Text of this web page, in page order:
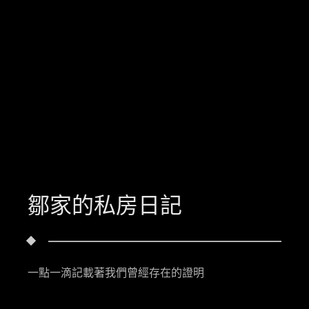
鄒家的私房日記
一點一滴記載著我們曾經存在的證明